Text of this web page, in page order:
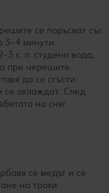
се поръсват със
3–4 минути.
с. л. студена вода,
при черешите.
да се сгъсти.
се охлаждат. След
на сняг
се медът и се
на трохи.